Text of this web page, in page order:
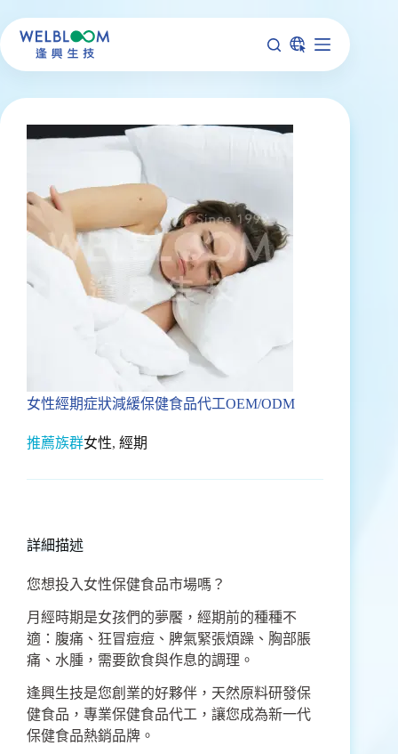
至
主
容
女性經期症狀減緩保健食品代工OEM/ODM
推薦族群女性, 經期
詳細描述
您想投入女性保健食品市場嗎？
月經時期是女孩們的夢饜，經期前的種種不
適：腹痛、狂冒痘痘、脾氣緊張煩躁、胸部脹
痛、水腫，需要飲食與作息的調理。
逢興生技是您創業的好夥伴，天然原料研發保
健食品，專業保健食品代工，讓您成為新一代
保健食品熱銷品牌。